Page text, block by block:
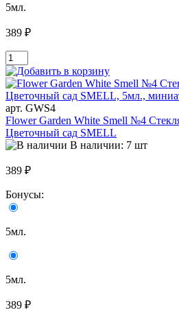
5мл.
389 ₽
арт. GWS4
Flower Garden White Smell №4
Цветочный сад SMELL
В наличии: 7 шт
389 ₽
Бонусы:
5мл.
5мл.
389 ₽